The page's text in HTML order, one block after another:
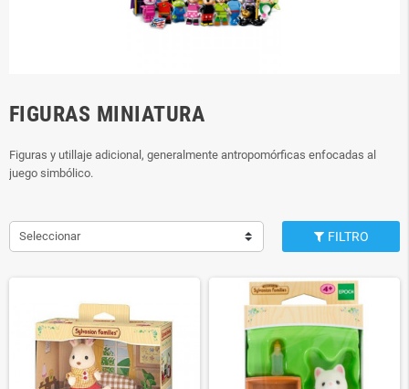
FIGURAS MINIATURA
Figuras y utillaje adicional, generalmente antropomórficas enfocadas al
juego simbólico.
Seleccionar FILTRO